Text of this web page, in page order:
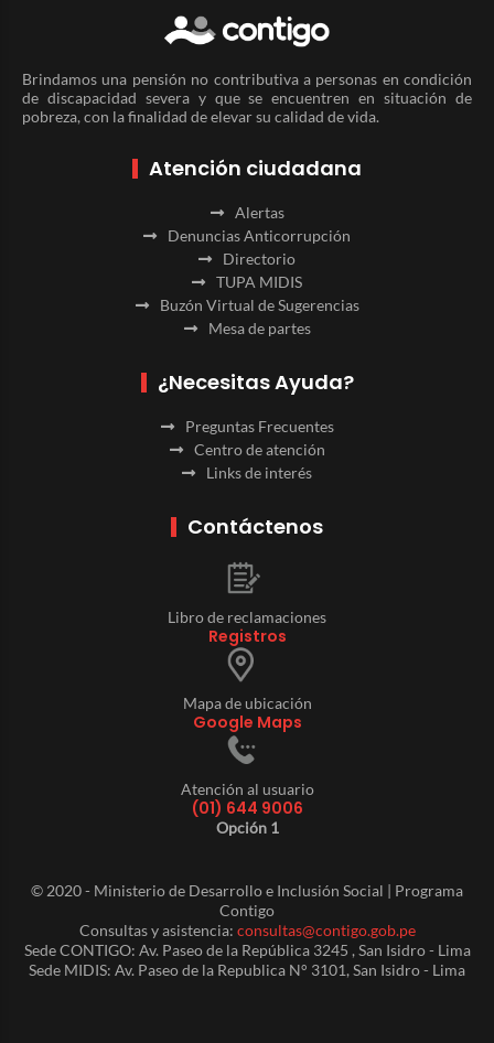
Brindamos una pensión no contributiva a personas en condición
de discapacidad severa y que se encuentren en situación de
pobreza, con la finalidad de elevar su calidad de vida.
Atención ciudadana
Alertas
Denuncias Anticorrupción
Directorio
TUPA MIDIS
Buzón Virtual de Sugerencias
Mesa de partes
¿Necesitas Ayuda?
Preguntas Frecuentes
Centro de atención
Links de interés
Contáctenos
Libro de reclamaciones
Registros
Mapa de ubicación
Google Maps
Atención al usuario
(01) 644 9006
Opción 1
© 2020 - Ministerio de Desarrollo e Inclusión Social | Programa
Contigo
Consultas y asistencia: consultas@contigo.gob.pe
Sede CONTIGO: Av. Paseo de la República 3245 , San Isidro - Lima
Sede MIDIS: Av. Paseo de la Republica N° 3101, San Isidro - Lima